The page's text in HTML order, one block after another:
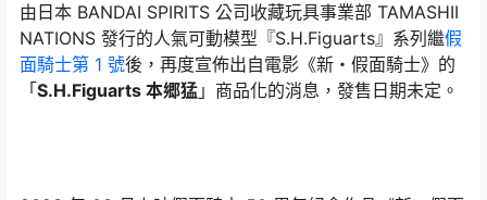
由日本 BANDAI SPIRITS 公司收藏玩具事業部 TAMASHII
NATIONS 發行的人氣可動模型『S.H.Figuarts』系列繼假
面騎士第 1 號後，再度宣佈出自電影《新・假面騎士》的
「S.H.Figuarts 本郷猛 」商品化的消息，發售日期未定。